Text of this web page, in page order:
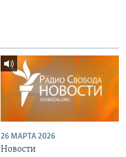
26 МАРТА 2026
Новости